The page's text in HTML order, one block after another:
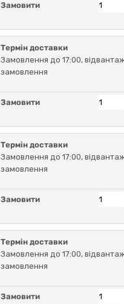
Замовити
Термін доставки
Замовлення до 17:00,
замовлення
Замовити
Термін доставки
Замовлення до 17:00,
замовлення
Замовити
Термін доставки
Замовлення до 17:00,
замовлення
Замовити